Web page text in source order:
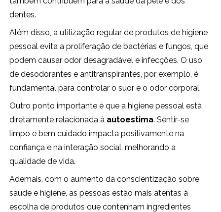
dentes.
Além disso, a utilização regular de produtos de higiene
pessoal evita a proliferação de bactérias e fungos, que
podem causar odor desagradável e infecções. O uso
de desodorantes e antitranspirantes, por exemplo, é
fundamental para controlar o suor e o odor corporal.
Outro ponto importante é que a higiene pessoal está
diretamente relacionada à autoestima. Sentir-se
limpo e bem cuidado impacta positivamente na
confiança e na interação social, melhorando a
qualidade de vida.
Ademais, com o aumento da conscientização sobre
saúde e higiene, as pessoas estão mais atentas à
escolha de produtos que contenham ingredientes